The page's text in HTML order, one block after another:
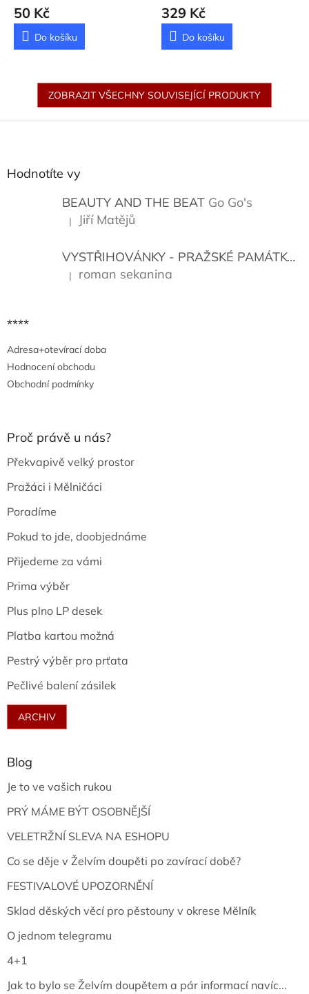
50 Kč
Do košíku
Štifter Jan
329 Kč
Do košíku
ZOBRAZIT VŠECHNY SOUVISEJÍCÍ PRODUKTY
Hodnotíte vy
BEAUTY AND THE BEAT Go Go's
Hodnocení produktu je 5 z 5 hvězdiček.
| Jiří Matějů
VYSTŘIHOVÁNKY - PRAŽSKÉ PAMÁTKY
Hodnocení produktu je 5 z 5 hvězdiček.
| roman sekanina
****
Adresa+otevírací doba
Hodnocení obchodu
Obchodní podmínky
Proč právě u nás?
Překvapivě velký prostor
Pražáci i Mělničáci
Poradíme
Pokud to jde, doobjednáme
Přijedeme za vámi
Prima výběr
Plus plno LP desek
Platba kartou možná
Pestrý výběr pro prťata
Pečlivé balení zásilek
ARCHIV
Blog
Je to ve vašich rukou
PRÝ MÁME BÝT OSOBNĚJŠÍ
VELETRŽNÍ SLEVA NA ESHOPU
Co se děje v Želvím doupěti po zavírací době?
FESTIVALOVÉ UPOZORNĚNÍ
Sklad děských věcí pro pěstouny v okrese Mělník
O jednom telegramu
4+1
Jak to bylo se Želvím doupětem a pár informací navíc...